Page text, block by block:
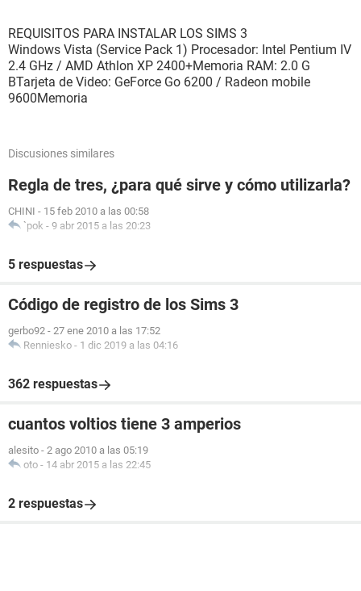
REQUISITOS PARA INSTALAR LOS SIMS 3
Windows Vista (Service Pack 1) Procesador: Intel Pentium IV
2.4 GHz / AMD Athlon XP 2400+Memoria RAM: 2.0 G
BTarjeta de Video: GeForce Go 6200 / Radeon mobile
9600Memoria
Discusiones similares
Regla de tres, ¿para qué sirve y cómo utilizarla?
CHINI - 15 feb 2010 a las 00:58
`pok - 9 abr 2015 a las 20:23
5 respuestas
Código de registro de los Sims 3
gerbo92 - 27 ene 2010 a las 17:52
Renniesko - 1 dic 2019 a las 04:16
362 respuestas
cuantos voltios tiene 3 amperios
alesito - 2 ago 2010 a las 05:19
oto - 14 abr 2015 a las 22:45
2 respuestas